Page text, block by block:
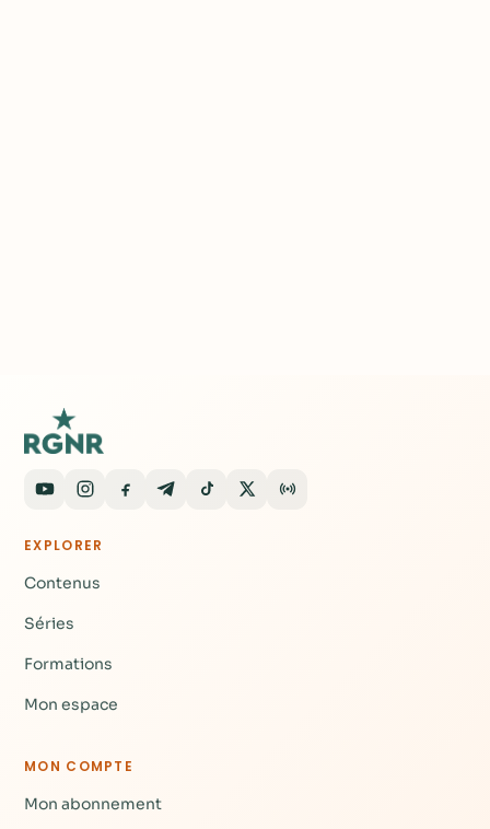
EXPLORER
Contenus
Séries
Formations
Mon espace
MON COMPTE
Mon abonnement